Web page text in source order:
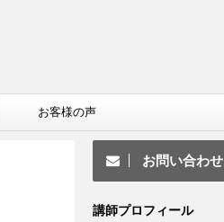
お客様の声
お問い合わせ
講師プロフィール